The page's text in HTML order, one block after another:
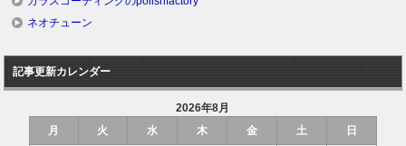
ネオチューン
記事更新カレンダー
2026年8月
月
火 水 木 金 土 日